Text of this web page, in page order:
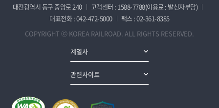
대전광역시 동구 중앙로 240
고객센터 : 1588-7788(이용료 : 발신자부담)
대표전화 : 042-472-5000
팩스 : 02-361-8385
COPYRIGHT ⓒ KOREA RAILROAD. ALL RIGHTS RESERVED.
계열사
관련사이트